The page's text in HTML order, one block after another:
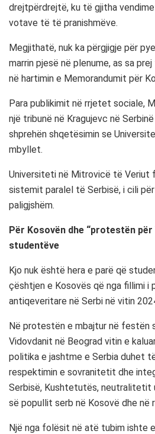
drejtpërdrejtë, ku të gjitha
votave të të pranishmëve.
Megjithatë, nuk ka përgjigje për
marrin pjesë në plenume, as sa
në hartimin e Memorandumit për
Para publikimit në rrjetet sociale,
një tribunë në Kragujevc në
shprehën shqetësimin se
mbyllet.
Universiteti në Mitrovicë të Veriut
sistemit paralel të Serbisë, i cili
paligjshëm.
Për Kosovën dhe “protestën për
studentëve
Kjo nuk është hera e parë që
çështjen e Kosovës që nga fillimi i
antiqeveritare në Serbi në vitin
Në protestën e mbajtur në
Vidovdanit në Beograd vitin e
politika e jashtme e Serbia duhet
respektimin e sovranitetit dhe
Serbisë, Kushtetutës, neutralitetit
së popullit serb në Kosovë dhe në
Një nga folësit në atë tubim ishte